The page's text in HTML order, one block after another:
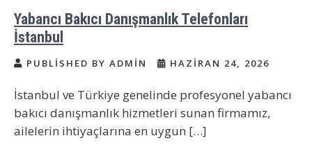
Yabancı Bakıcı Danışmanlık Telefonları
İstanbul
PUBLISHED BY ADMIN HAZIRAN 24, 2026
İstanbul ve Türkiye genelinde profesyonel yabancı
bakıcı danışmanlık hizmetleri sunan firmamız,
ailelerin ihtiyaçlarına en uygun […]